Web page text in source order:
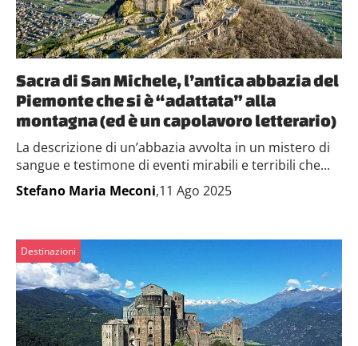
Sacra di San Michele, l’antica abbazia del
Piemonte che si è “adattata” alla
montagna (ed è un capolavoro letterario)
La descrizione di un’abbazia avvolta in un mistero di
sangue e testimone di eventi mirabili e terribili che...
Stefano Maria Meconi,11 Ago 2025
Destinazioni